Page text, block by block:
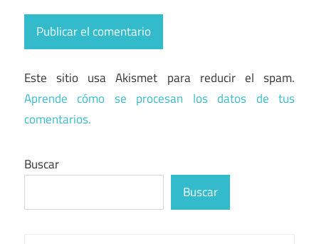
Este sitio usa Akismet para reducir el spam.
Aprende cómo se procesan los datos de tus
comentarios.
Buscar
Buscar